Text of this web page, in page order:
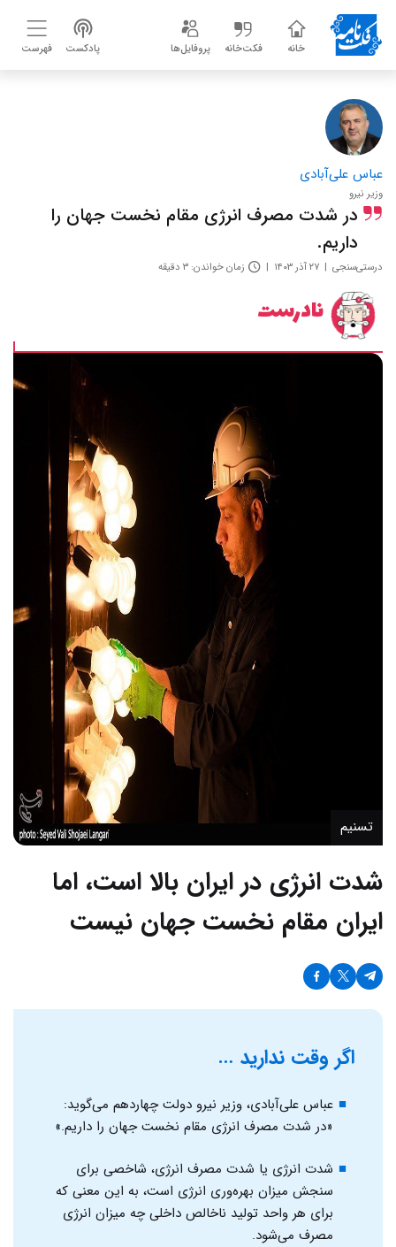
خانه فکت‌خانه پروفایل‌ها پادکست فهرست
عباس علی‌آبادی
وزیر نیرو
در شدت مصرف انرژی مقام نخست جهان را
داریم.
درستی‌سنجی ۲۷ آذر ۱۴۰۳ زمان خواندن: ۳ دقیقه
نادرست
تسنیم
شدت انرژی در ایران بالا است، اما
ایران مقام نخست جهان نیست
اگر وقت ندارید …
عباس علی‌آبادی، وزیر نیرو دولت چهاردهم می‌گوید:‌
«در شدت مصرف انرژی مقام نخست جهان را داریم.»
شدت انرژی یا شدت مصرف انرژی، شاخصی برای
سنجش میزان بهره‌وری انرژی است، به این معنی که
برای هر واحد تولید ناخالص داخلی چه میزان انرژی
مصرف می‌شود.